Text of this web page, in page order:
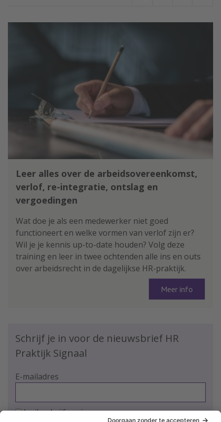
Leer alles over de arbeidsovereenkomst,
verlof, re-integratie, ontslag en
vergoedingen
Wat doe je als een medewerker niet goed
functioneert en welke vormen van verlof zijn er?
Wil je je kennis up-to-date houden? Volg deze
training en leer in twee ochtenden alle ins en outs
over arbeidsrecht in de dagelijkse HR-praktijk.
Meer info
Schrijf je in voor de nieuwsbrief HR
Praktijk Signaal
E-mailadres
Ja, ik schrijf me in